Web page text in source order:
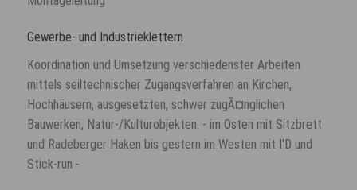
Gewerbe- und Industrieklettern
Koordination und Umsetzung verschiedenster Arbeiten
mittels seiltechnischer Zugangsverfahren an Kirchen,
Hochhäusern, ausgesetzten, schwer zugÃ¤nglichen
Bauwerken, Natur-/Kulturobjekten. - im Osten mit Sitzbrett
und Radeberger Haken bis gestern im Westen mit I'D und
Stick-run -